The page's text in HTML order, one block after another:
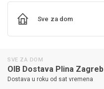
Sve za dom
SVE ZA DOM
OIB Dostava Plina Zagreb
Dostava u roku od sat vremena